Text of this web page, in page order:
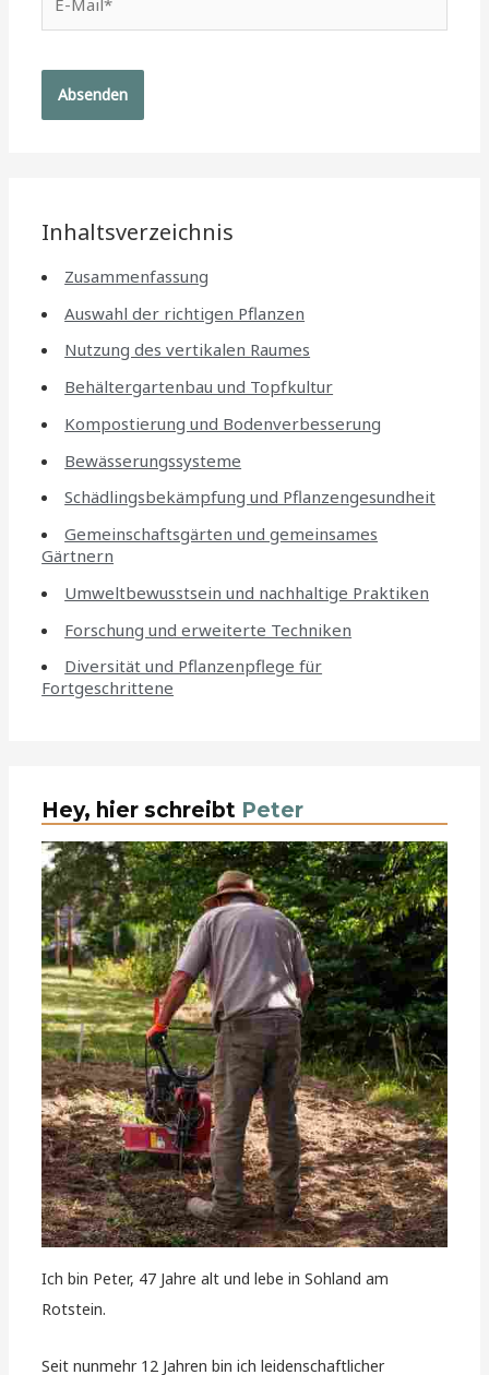
Mail*
Inhaltsverzeichnis
Zusammenfassung
Auswahl der richtigen Pflanzen
Nutzung des vertikalen Raumes
Behältergartenbau und Topfkultur
Kompostierung und Bodenverbesserung
Bewässerungssysteme
Schädlingsbekämpfung und Pflanzengesundheit
Gemeinschaftsgärten und gemeinsames
Gärtnern
Umweltbewusstsein und nachhaltige Praktiken
Forschung und erweiterte Techniken
Diversität und Pflanzenpflege für
Fortgeschrittene
Hey, hier schreibt Peter
Ich bin Peter, 47 Jahre alt und lebe in Sohland am
Rotstein.
Seit nunmehr 12 Jahren bin ich leidenschaftlicher